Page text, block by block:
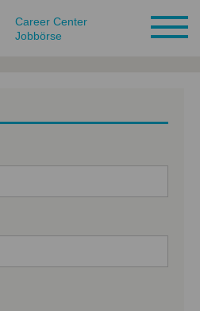
Career Center
Jobbörse